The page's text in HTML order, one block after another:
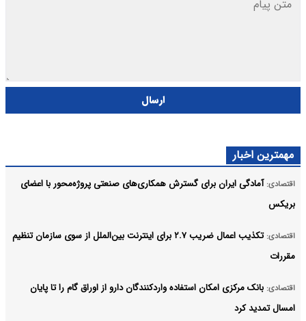
ارسال
مهمترین اخبار
اقتصادی: آمادگی ایران برای گسترش همکاری‌های صنعتی پروژه‌محور با اعضای
بریکس
اقتصادی:
تکذیب اعمال ضریب ۲.۷ برای اینترنت بین‌الملل از سوی سازمان تنظیم
مقررات
اقتصادی: بانک مرکزی امکان استفاده واردکنندگان دارو از اوراق گام را تا پایان
امسال تمدید کرد